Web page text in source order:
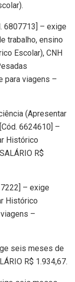
6807713] – exige
trabalho, ensino
Escolar), CNH
para viagens –
(Apresentar
6624610] –
Histórico
R$
– exige
Histórico
–
seis meses de
R$ 1.934,67.